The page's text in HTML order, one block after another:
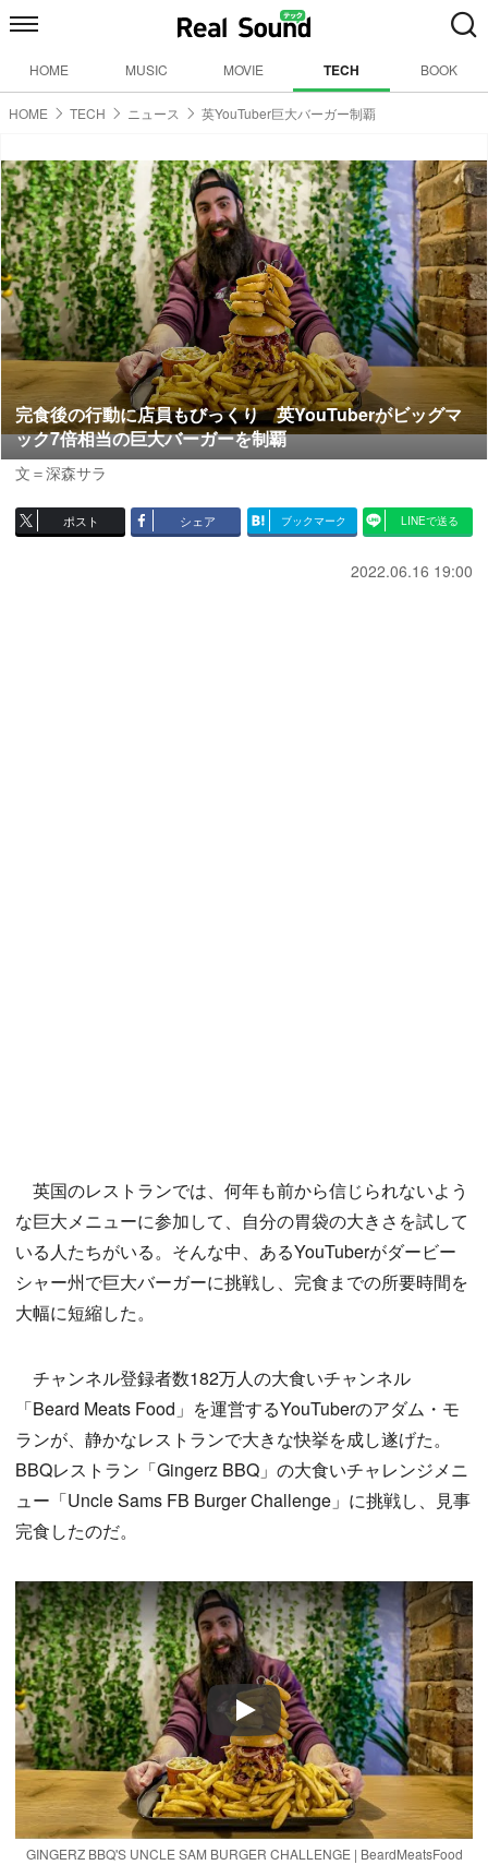
HOME MUSIC MOVIE TECH BOOK
HOME TECH ニュース 英YouTuber巨大バーガー制覇
完食後の行動に店員もびっくり 英YouTuberがビッグマ
ック7倍相当の巨大バーガーを制覇
文＝深森サラ
ポスト シェア ブックマーク LINEで送る
2022.06.16 19:00
英国のレストランでは、何年も前から信じられないよう
な巨大メニューに参加して、自分の胃袋の大きさを試して
いる人たちがいる。そんな中、あるYouTuberがダービー
シャー州で巨大バーガーに挑戦し、完食までの所要時間を
大幅に短縮した。
チャンネル登録者数182万人の大食いチャンネル
「Beard Meats Food」を運営するYouTuberのアダム・モ
ランが、静かなレストランで大きな快挙を成し遂げた。
BBQレストラン「Gingerz BBQ」の大食いチャレンジメニ
ュー「Uncle Sams FB Burger Challenge」に挑戦し、見事
完食したのだ。
Play
GINGERZ BBQ'S UNCLE SAM BURGER CHALLENGE | BeardMeatsFood